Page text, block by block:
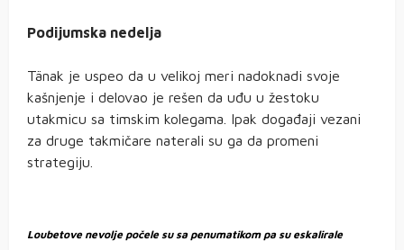
Podijumska nedelja
Tänak je uspeo da u velikoj meri nadoknadi svoje
kašnjenje i delovao je rešen da uđu u žestoku
utakmicu sa timskim kolegama. Ipak događaji vezani
za druge takmičare naterali su ga da promeni
strategiju.
Loubetove nevolje počele su sa penumatikom pa su eskalirale